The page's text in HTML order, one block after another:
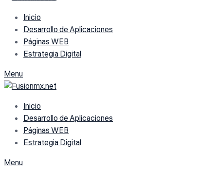
Inicio
Desarrollo de Aplicaciones
Páginas WEB
Estrategia Digital
Menu
Inicio
Desarrollo de Aplicaciones
Páginas WEB
Estrategia Digital
Menu